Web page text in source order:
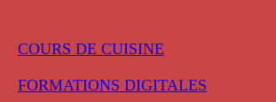
COURS DE CUISINE
FORMATIONS DIGITALES